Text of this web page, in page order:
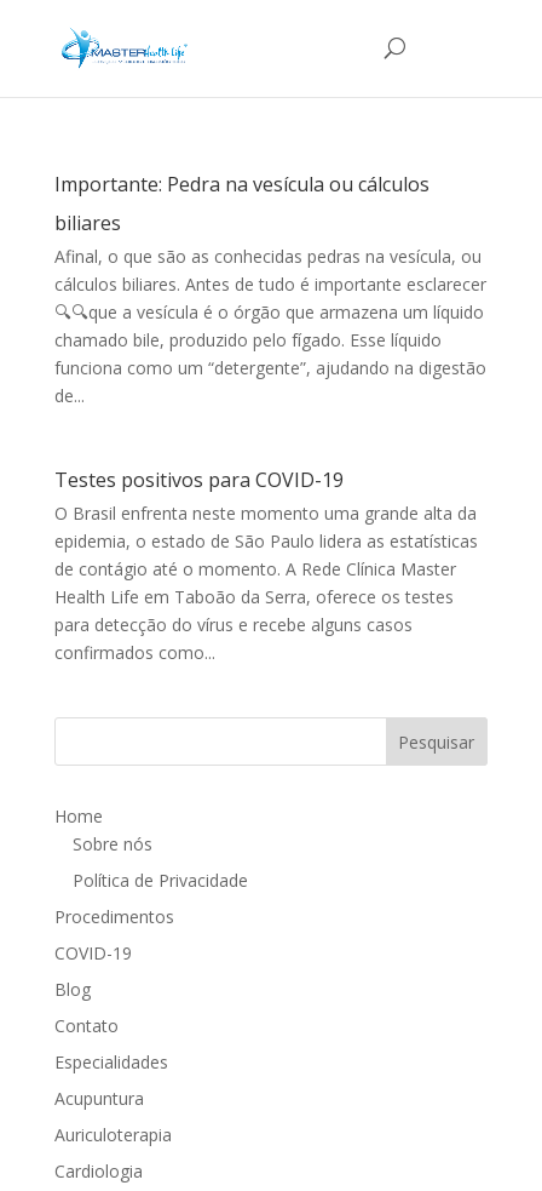
Importante: Pedra na vesícula ou cálculos
biliares
Afinal, o que são as conhecidas pedras na vesícula, ou
cálculos biliares. Antes de tudo é importante esclarecer
🔍🔍que a vesícula é o órgão que armazena um líquido
chamado bile, produzido pelo fígado. Esse líquido
funciona como um “detergente”, ajudando na digestão
de...
Testes positivos para COVID-19
O Brasil enfrenta neste momento uma grande alta da
epidemia, o estado de São Paulo lidera as estatísticas
de contágio até o momento. A Rede Clínica Master
Health Life em Taboão da Serra, oferece os testes
para detecção do vírus e recebe alguns casos
confirmados como...
Home
Sobre nós
Política de Privacidade
Procedimentos
COVID-19
Blog
Contato
Especialidades
Acupuntura
Auriculoterapia
Cardiologia